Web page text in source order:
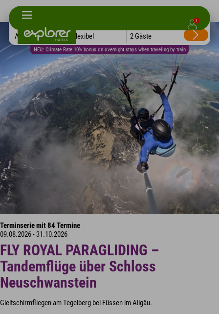
1
NEU: Climate Rate 10% bonus on overnight stays when traveling by train
Alle Hotels Flexibel 2 Gäste
Terminserie mit 84 Termine
09.08.2026 - 31.10.2026
FLY ROYAL PARAGLIDING –
Tandemflüge über Schloss
Neuschwanstein
Gleitschirmfliegen am Tegelberg bei Füssen im Allgäu.